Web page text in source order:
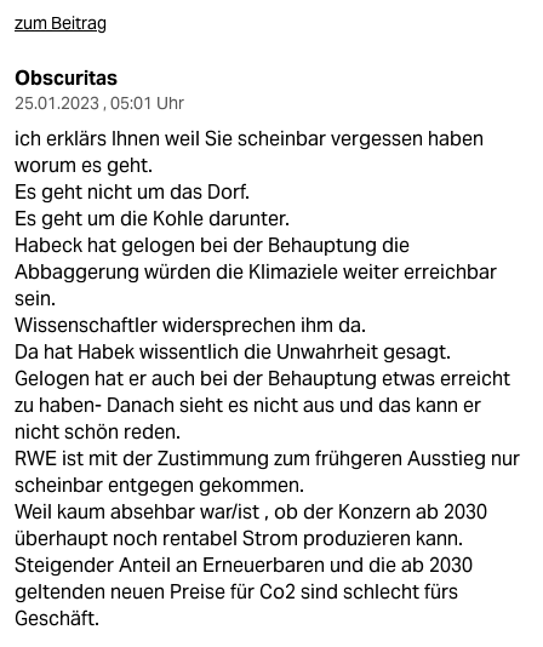
zum Beitrag
Obscuritas
25.01.2023 , 05:01 Uhr
ich erklärs Ihnen weil Sie scheinbar vergessen haben
worum es geht.
Es geht nicht um das Dorf.
Es geht um die Kohle darunter.
Habeck hat gelogen bei der Behauptung die
Abbaggerung würden die Klimaziele weiter erreichbar
sein.
Wissenschaftler widersprechen ihm da.
Da hat Habek wissentlich die Unwahrheit gesagt.
Gelogen hat er auch bei der Behauptung etwas erreicht
zu haben- Danach sieht es nicht aus und das kann er
nicht schön reden.
RWE ist mit der Zustimmung zum frühgeren Ausstieg nur
scheinbar entgegen gekommen.
Weil kaum absehbar war/ist , ob der Konzern ab 2030
überhaupt noch rentabel Strom produzieren kann.
Steigender Anteil an Erneuerbaren und die ab 2030
geltenden neuen Preise für Co2 sind schlecht fürs
Geschäft.